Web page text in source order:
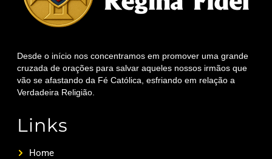
Desde o início nos concentramos em promover uma grande
cruzada de orações para salvar aqueles nossos irmãos que
vão se afastando da Fé Católica, esfriando em relação a
Verdadeira Religião.
Links
Home